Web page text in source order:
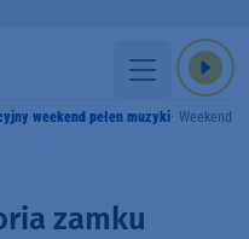
weekend pełen muzyki Weekend
zamku